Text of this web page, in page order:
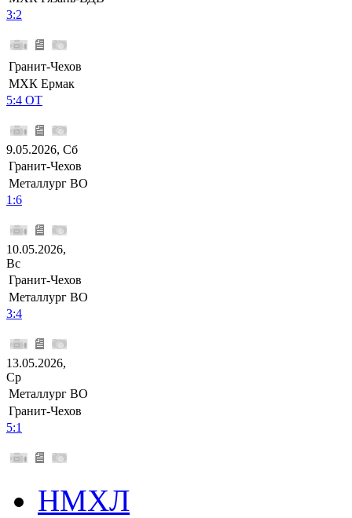
3:2
Гранит-Чехов
МХК Ермак
5:4 ОТ
9.05.2026, Сб
Гранит-Чехов
Металлург ВО
1:6
10.05.2026,
Вс
Гранит-Чехов
Металлург ВО
3:4
13.05.2026,
Ср
Металлург ВО
Гранит-Чехов
5:1
НМХЛ